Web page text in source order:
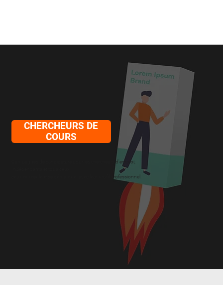
CHERCHEURS DE
COURS
Campagnes de candidature pour les chercheurs d'emploi,
ceux qui veulent se démarquer avec leur profil professionnel.